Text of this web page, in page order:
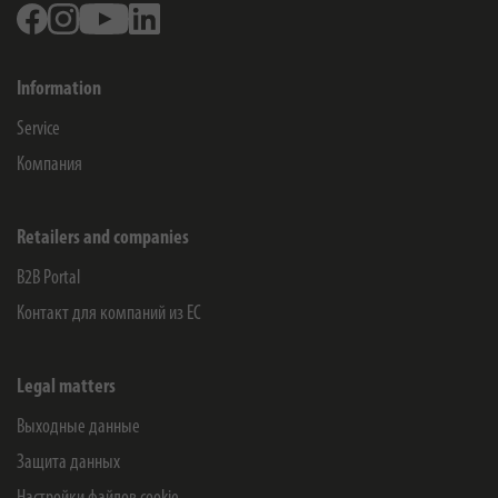
FacebookInstagramYoutube
Information
Service
Компания
Retailers and companies
B2B Portal
Контакт для компаний из ЕС
Legal matters
Выходные данные
Защита данных